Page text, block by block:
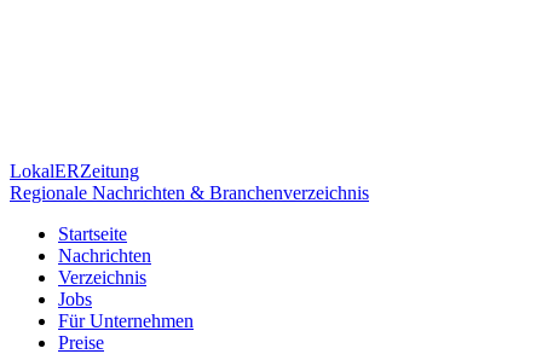
LokalERZeitung
Regionale Nachrichten & Branchenverzeichnis
Startseite
Nachrichten
Verzeichnis
Jobs
Für Unternehmen
Preise